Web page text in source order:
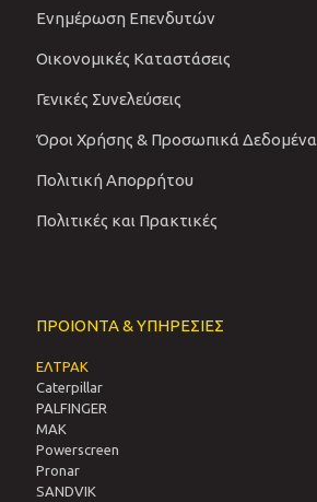
Ενημέρωση Επενδυτών
Οικονομικές Καταστάσεις
Γενικές Συνελεύσεις
Όροι Χρήσης & Προσωπικά Δεδομένα
Πολιτική Απορρήτου
Πολιτικές και Πρακτικές
ΠΡΟΙΟΝΤΑ & ΥΠΗΡΕΣΙΕΣ
ΕΛΤΡΑΚ
Caterpillar
PALFINGER
MAK
Powerscreen
Pronar
SANDVIΚ